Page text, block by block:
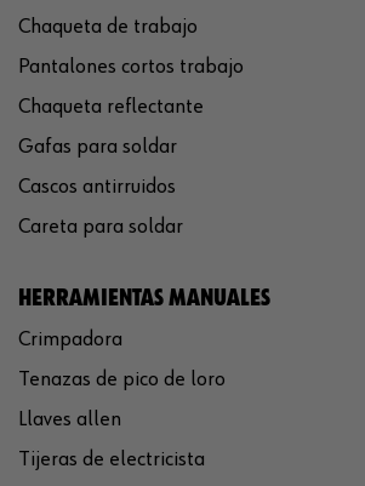
Chaqueta de trabajo
Pantalones cortos trabajo
Chaqueta reflectante
Gafas para soldar
Cascos antirruidos
Careta para soldar
HERRAMIENTAS MANUALES
Crimpadora
Tenazas de pico de loro
Llaves allen
Tijeras de electricista